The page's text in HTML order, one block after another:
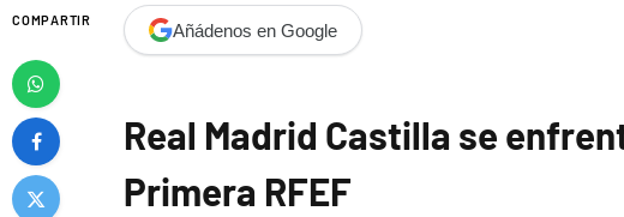
COMPARTIR Añádenos en Google
Real Madrid Castilla se
Primera RFEF